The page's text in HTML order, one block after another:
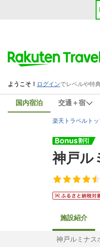
国内宿泊 交通＋宿
楽天トラベルト
神戸ル
施設紹介
神戸ルミナス